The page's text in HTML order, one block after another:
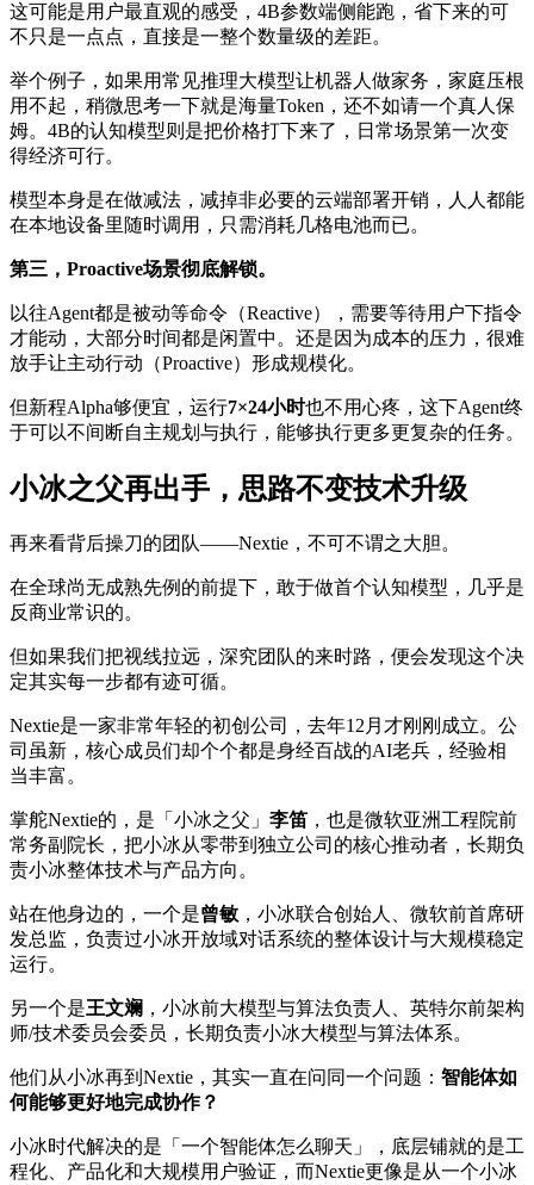
这可能是用户最直观的感受，4B参数端侧能跑，省下来的可
不只是一点点，直接是一整个数量级的差距。
举个例子，如果用常见推理大模型让机器人做家务，家庭压根
用不起，稍微思考一下就是海量Token，还不如请一个真人保
姆。4B的认知模型则是把价格打下来了，日常场景第一次变
得经济可行。
模型本身是在做减法，减掉非必要的云端部署开销，人人都能
在本地设备里随时调用，只需消耗几格电池而已。
第三，Proactive场景彻底解锁。
以往Agent都是被动等命令（Reactive），需要等待用户下指令
才能动，大部分时间都是闲置中。还是因为成本的压力，很难
放手让主动行动（Proactive）形成规模化。
但新程Alpha够便宜，运行7×24小时也不用心疼，这下Agent终
于可以不间断自主规划与执行，能够执行更多更复杂的任务。
小冰之父再出手，思路不变技术升级
再来看背后操刀的团队——Nextie，不可不谓之大胆。
在全球尚无成熟先例的前提下，敢于做首个认知模型，几乎是
反商业常识的。
但如果我们把视线拉远，深究团队的来时路，便会发现这个决
定其实每一步都有迹可循。
Nextie是一家非常年轻的初创公司，去年12月才刚刚成立。公
司虽新，核心成员们却个个都是身经百战的AI老兵，经验相
当丰富。
掌舵Nextie的，是「小冰之父」 李笛 ，也是微软亚洲工程院前
常务副院长，把小冰从零带到独立公司的核心推动者，长期负
责小冰整体技术与产品方向。
站在他身边的，一个是曾敏 ，小冰联合创始人、微软前首席研
发总监，负责过小冰开放域对话系统的整体设计与大规模稳定
运行。
另一个是王文斓 ，小冰前大模型与算法负责人、英特尔前架构
师/技术委员会委员，长期负责小冰大模型与算法体系。
他们从小冰再到Nextie，其实一直在问同一个问题： 智能体如
何能够更好地完成协作？
小冰时代解决的是「一个智能体怎么聊天」，底层铺就的是工
程化、产品化和大规模用户验证，而Nextie更像是从一个小冰